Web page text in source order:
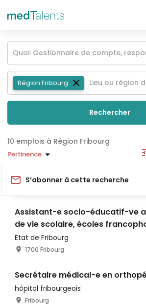
Région Fribourg
Rechercher
emplois à Région Fribourg
Pertinence
S’abonner à cette recherche
Assistant-e socio-éducatif-ve
de vie scolaire, écoles
canton, 1H-11H
Etat de Fribourg
1700 Fribourg
Secrétaire médical-e en
hôpital fribourgeois
Fribourg